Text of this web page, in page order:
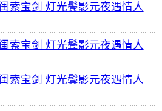
索宝剑 灯光鬓影元夜遇情人
索宝剑 灯光鬓影元夜遇情人
索宝剑 灯光鬓影元夜遇情人